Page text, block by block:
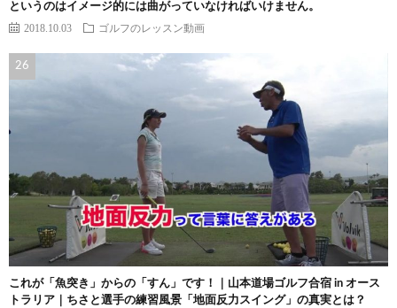
というのはイメージ的には曲がっていなければいけません。
2018.10.03 ゴルフのレッスン動画
これが「魚突き」からの「すん」です！｜山本道場ゴルフ合宿 in オース
トラリア｜ちさと選手の練習風景「地面反力スイング」の真実とは？